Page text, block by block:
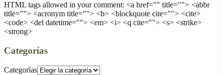
HTML tags allowed in your comment: <a href="" title=""> <abbr
title=""> <acronym title=""> <b> <blockquote cite=""> <cite>
<code> <del datetime=""> <em> <i> <q cite=""> <s> <strike>
<strong>
Categorías
Categorías